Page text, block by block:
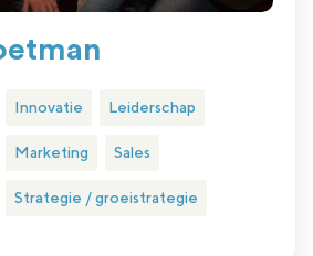
Innovatie Leiderschap
Marketing Sales
Strategie / groeistrategie